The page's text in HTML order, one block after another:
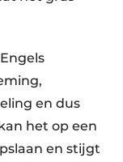
en dus
het op een
en stijgt